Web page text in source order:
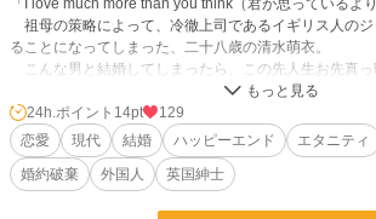
「I love much more than you think（君が思っているよ
祖母の策略によって、冷徹上司であるイギリス人の
ることになってしまった、二十八歳の清水萌衣。
こんな男と結婚してしまったら、この先人生お先真
もジャンは恋人に甘々の男で……。
あまりの熱い抱擁に、今にも腰が砕けそうです。
※物語の都合で軽い性描写が2～3ページほどあります。
29,959 位 / 228,730 件
24h.ポイント 14pt
129
恋愛
現代 結婚 ハッピーエンド エタニティ
婚約破棄
外国人 英国紳士